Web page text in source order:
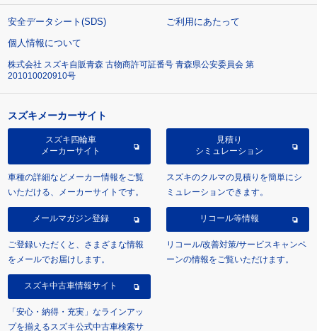
安全データシート(SDS)
ご利用にあたって
個人情報について
株式会社 スズキ自販青森 古物商許可証番号 青森県公安委員会 第
201010020910号
スズキメーカーサイト
スズキ四輪車
メーカーサイト
車種の詳細などメーカー情報をご覧
いただける、メーカーサイトです。
見積り
シミュレーション
スズキのクルマの見積りを簡単にシ
ミュレーションできます。
メールマガジン登録
ご登録いただくと、さまざまな情報
をメールでお届けします。
リコール等情報
リコール/改善対策/サービスキャンペ
ーンの情報をご覧いただけます。
スズキ中古車情報サイト
「安心・納得・充実」なラインアッ
プを揃えるスズキ公式中古車検索サ